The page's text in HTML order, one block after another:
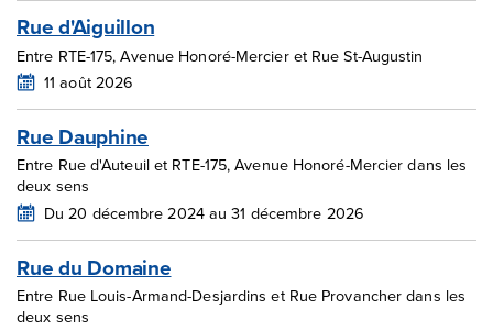
Rue d'Aiguillon
Entre RTE-175, Avenue Honoré-Mercier et Rue St-Augustin
11 août 2026
Rue Dauphine
Entre Rue d'Auteuil et RTE-175, Avenue Honoré-Mercier dans les
deux sens
Du 20 décembre 2024 au 31 décembre 2026
Rue du Domaine
Entre Rue Louis-Armand-Desjardins et Rue Provancher dans les
deux sens